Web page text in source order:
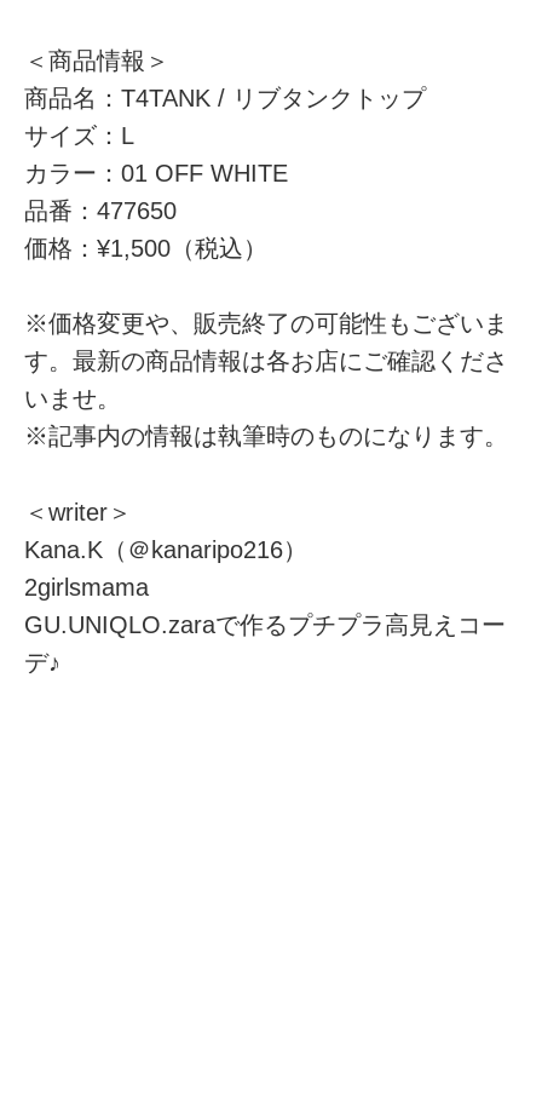
＜商品情報＞
商品名：T4TANK / リブタンクトップ
サイズ：L
カラー：01 OFF WHITE
品番：477650
価格：¥1,500（税込）
※価格変更や、販売終了の可能性もございま
す。最新の商品情報は各お店にご確認くださ
いませ。
※記事内の情報は執筆時のものになります。
＜writer＞
Kana.K（＠kanaripo216）
2girlsmama
GU.UNIQLO.zaraで作るプチプラ高見えコー
デ♪